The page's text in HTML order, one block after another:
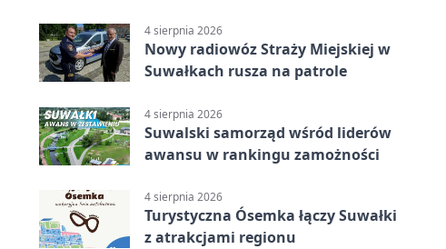
4 sierpnia 2026
Nowy radiowóz Straży Miejskiej w
Suwałkach rusza na patrole
4 sierpnia 2026
Suwalski samorząd wśród liderów
awansu w rankingu zamożności
4 sierpnia 2026
Turystyczna Ósemka łączy Suwałki
z atrakcjami regionu